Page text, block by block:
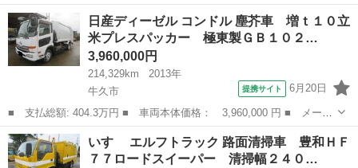
ー名： 三菱ふそう ■ 車種名： キャンター ■ グレード名： ワ
イドロング アーム式ＰＧ 積載３トン 新明和製パワーゲートＲＡ
０８型・...
茨城 牛久市 その他
日産ディーゼル コンドル 塵芥車 増ｔ１０立
米プレスパッカー 極東製ＧＢ１０２…
3,960,000円
214,329km
2013年
牛久市
提携サイト 6月20日
■ 支払総額: 404.3万円 ■ 車両本体価格： 3,960,000 円 ■ メーカ
ー名： 日産ディーゼル ■ 車種名： コンドル ■ グレード名：
塵芥車 増ｔ１０立米プレスパッカー 極東製ＧＢ１０２－２７－Ｓ
型・連続...
茨城 牛久市 その他
いすゞ エルフトラック 路面清掃車 豊和ＨＦ
７７ロードスイーパー 清掃幅２４０…